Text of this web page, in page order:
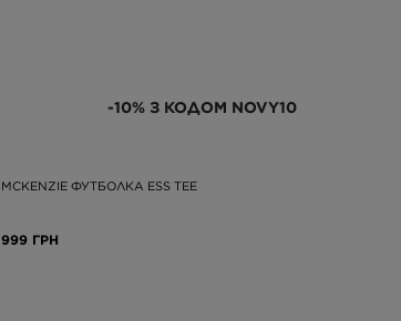
-10% З КОДОМ NOVY10
MCKENZIE ФУТБОЛКА ESS TEE
999 ГРН